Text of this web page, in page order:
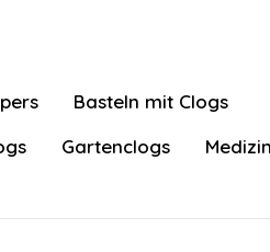
Basteln mit Clogs
Gartenclogs